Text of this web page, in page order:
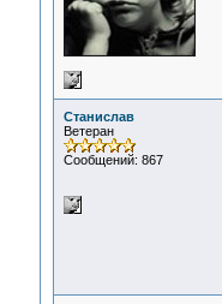
Станислав
Ветеран
Сообщений: 867